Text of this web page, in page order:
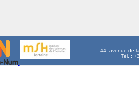
44, avenue de
Tél. :